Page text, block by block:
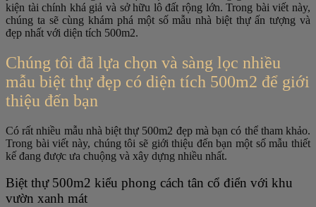
kiện tài chính khá giả và sở hữu lô đất rộng lớn. Trong bài viết này,
chúng ta sẽ cùng khám phá một số mẫu nhà biệt thự ấn tượng và
đẹp nhất với diện tích 500m2.
Chúng tôi đã lựa chọn và sàng lọc nhiều
mẫu biệt thự đẹp có diện tích 500m2 để giới
thiệu đến bạn
Có rất nhiều mẫu nhà biệt thự 500m2 đẹp mà bạn có thể tham khảo.
Trong bài viết này, chúng tôi sẽ giới thiệu đến bạn một số mẫu thiết
kế đang được ưa chuộng và xây dựng nhiều nhất.
Biệt thự 500m2 kiểu phong cách tân cổ điển với khu
vườn xanh mát